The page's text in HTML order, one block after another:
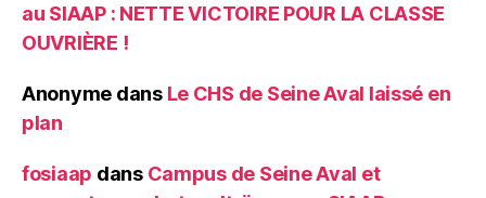
au SIAAP : NETTE VICTOIRE POUR LA CLASSE
OUVRIÈRE !
Anonyme dans Le CHS de Seine Aval laissé en
plan
fosiaap dans Campus de Seine Aval et